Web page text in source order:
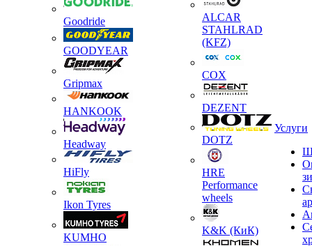
Goodride
GOODYEAR
Gripmax
HANKOOK
Headway
HiFly
Ikon Tyres
KUMHO
ALCAR
STAHLRAD
(KFZ)
COX
DEZENT
DOTZ
HRE
Performance
wheels
K&K (КиК)
Услуги